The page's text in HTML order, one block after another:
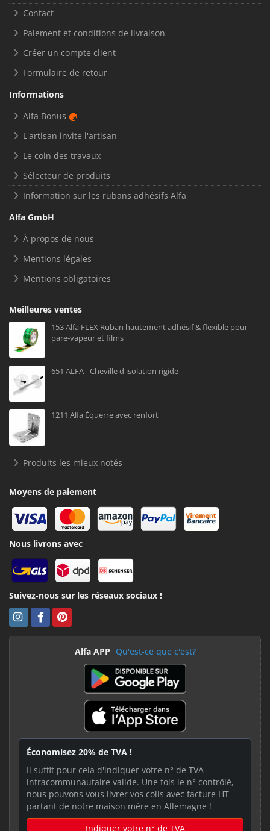
Contact
Paiement et conditions de livraison
Créer un compte client
Formulaire de retour
Informations
Alfa Bonus
L'artisan invite l'artisan
Le coin des travaux
Sélecteur de produits
Information sur les rubans adhésifs Alfa
Alfa GmbH
À propos de nous
Mentions légales
Mentions obligatoires
Meilleures ventes
153 Alfa FLEX Ruban hautement adhésif & flexible pour
pare-vapeur et films
651 ALFA - Cheville d'isolation rigide
1211 Alfa Équerre avec renfort
Produits les mieux notés
Moyens de paiement
Nous livrons avec
Suivez-nous sur les réseaux sociaux !
Alfa APP Qu'est-ce que c'est?
Économisez 20% de TVA !
Il suffit pour cela d'indiquer votre n° de TVA
intracommunautaire valide. Une fois le n° contrôlé,
nous pouvons vous livrer vos colis avec facture HT
partant de notre maison mère en Allemagne !
Indiquer votre n° de TVA